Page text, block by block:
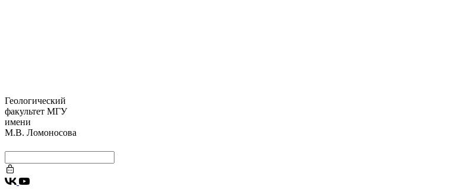
Геологический
факультет МГУ
имени
М.В. Ломоносова